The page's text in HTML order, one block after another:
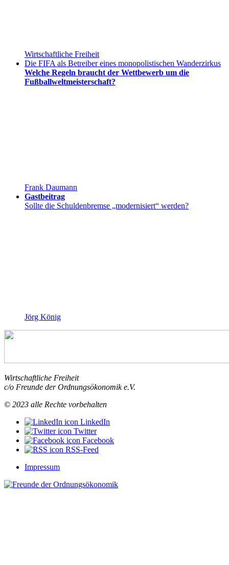
Wirtschaftliche Freiheit
Die FIFA als Betreiber eines monopolistischen Wanderzirkus
Welche Regeln braucht der Wettbewerb um die
Fußballweltmeisterschaft?
Frank Daumann
Gastbeitrag
Sollte die Schuldenbremse „modernisiert“ werden?
Jörg König
Wirtschaftliche Freiheit
c/o Freunde der Ordnungsökonomik e.V.
© 2023 alle Rechte vorbehalten
LinkedIn
Twitter
Facebook
RSS-Feed
Impressum